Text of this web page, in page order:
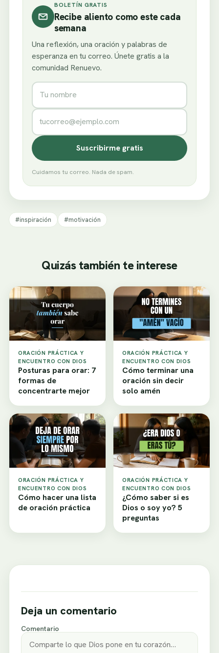
BOLETÍN GRATIS
Recibe aliento como este cada
semana
Una reflexión, una oración y palabras de
esperanza en tu correo. Únete gratis a la
comunidad Renuevo.
Nombre
Correo electrónico
Suscribirme gratis
Cuidamos tu correo. Nada de spam.
#inspiración #motivación
Quizás también te interese
ORACIÓN PRÁCTICA Y
ENCUENTRO CON DIOS
Posturas para orar: 7
formas de
concentrarte mejor
ORACIÓN PRÁCTICA Y
ENCUENTRO CON DIOS
Cómo terminar una
oración sin decir
solo amén
ORACIÓN PRÁCTICA Y
ENCUENTRO CON DIOS
Cómo hacer una lista
de oración práctica
ORACIÓN PRÁCTICA Y
ENCUENTRO CON DIOS
¿Cómo saber si es
Dios o soy yo? 5
preguntas
Deja un comentario
Comentario